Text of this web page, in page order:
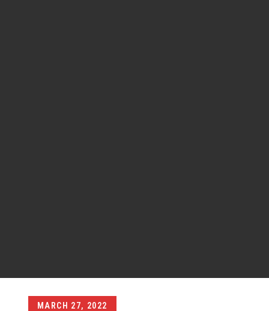
Posted
MARCH 27, 2022